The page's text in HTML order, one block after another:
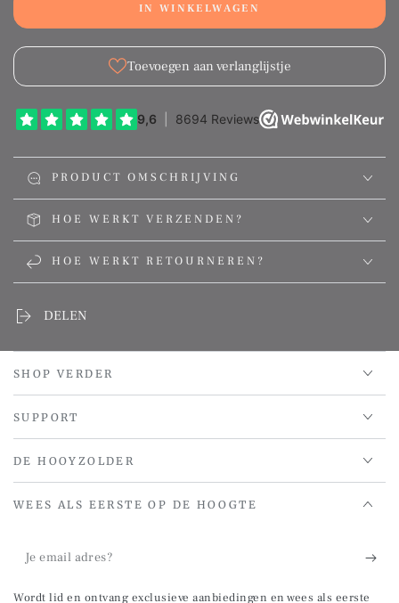
nl.products.product.quantity.decrease
nl.products.product.quantity.increase
IN WINKELWAGEN
Toevoegen aan verlanglijstje
PRODUCT OMSCHRIJVING
HOE WERKT VERZENDEN?
HOE WERKT RETOURNEREN?
DELEN
SHOP VERDER
SUPPORT
DE HOOYZOLDER
WEES ALS EERSTE OP DE HOOGTE
Wordt lid en ontvang exclusieve aanbiedingen en wees als eerste